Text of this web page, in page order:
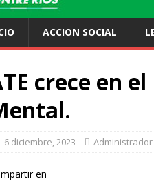
ACCION SOCIAL
crece en
6 diciembre, 2023 Administrador
en